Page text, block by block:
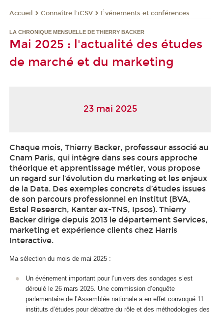
Accueil Connaître l'iCSV Événements et conférences
LA CHRONIQUE MENSUELLE DE THIERRY BACKER
Mai 2025 : l'actualité des études
de marché et du marketing
23 mai 2025
Chaque mois, Thierry Backer, professeur associé au
Cnam Paris, qui intègre dans ses cours approche
théorique et apprentissage métier, vous propose
un regard sur l’évolution du marketing et les enjeux
de la Data. Des exemples concrets d’études issues
de son parcours professionnel en institut (BVA,
Estel Research, Kantar ex-TNS, Ipsos). Thierry
Backer dirige depuis 2013 le département Services,
marketing et expérience clients chez Harris
Interactive.
Ma sélection du mois de mai 2025 :
Un événement important pour l’univers des sondages s’est
déroulé le 26 mars 2025. Une commission d’enquête
parlementaire de l’Assemblée nationale a en effet convoqué 11
instituts d’études pour débattre du rôle et des méthodologies des